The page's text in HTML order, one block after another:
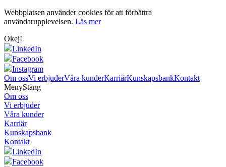
Webbplatsen använder cookies för att förbättra
användarupplevelsen. Läs mer
Okej!
LinkedIn
Facebook
Instagram
Om ossVi erbjuderVåra kunderKarriärKunskapsbankKontakt
MenyStäng
Om oss
Vi erbjuder
Våra kunder
Karriär
Kunskapsbank
Kontakt
LinkedIn
Facebook